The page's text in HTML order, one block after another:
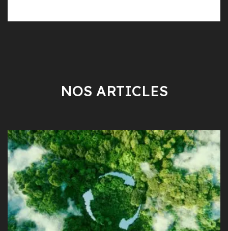
NOS ARTICLES